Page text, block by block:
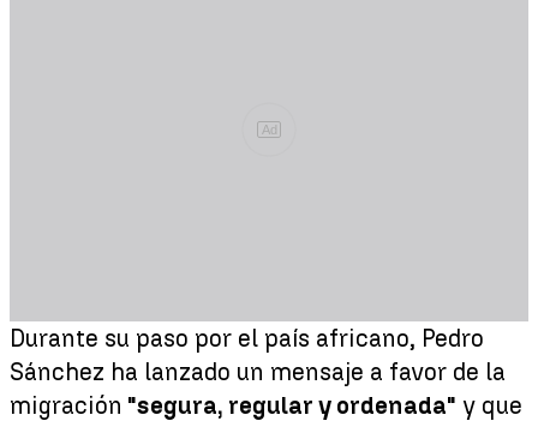
Ad
Durante su paso por el país africano, Pedro
Sánchez ha lanzado un mensaje a favor de la
migración "segura, regular y ordenada" y que